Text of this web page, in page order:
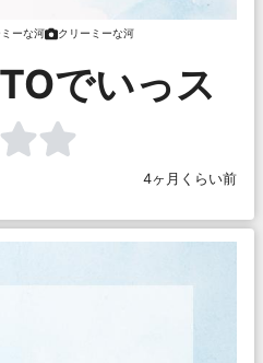
ーな河 クリーミーな河
でいっス
4ヶ月くらい前